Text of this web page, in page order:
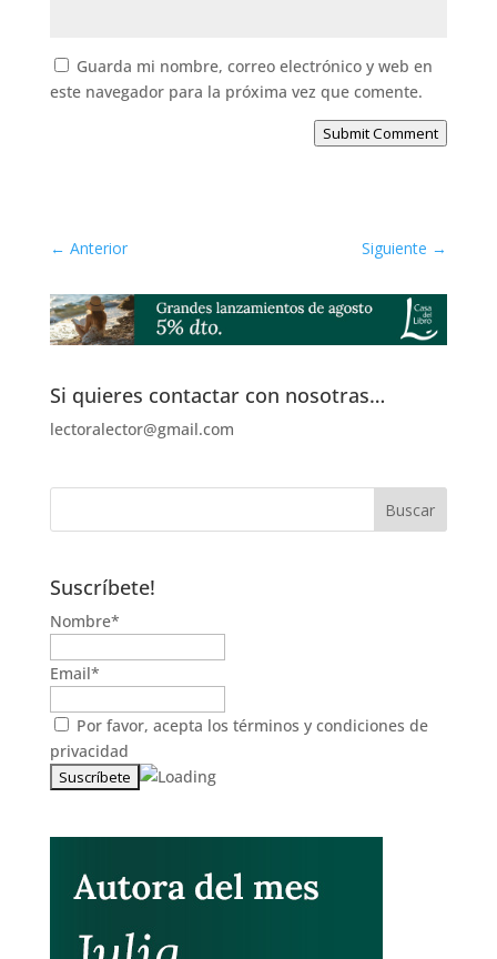
Guarda mi nombre, correo electrónico y web en
este navegador para la próxima vez que comente.
Submit Comment
← Anterior Siguiente →
Si quieres contactar con nosotras…
lectoralector@gmail.com
Suscríbete!
Nombre*
Email*
Por favor, acepta los términos y condiciones de
privacidad